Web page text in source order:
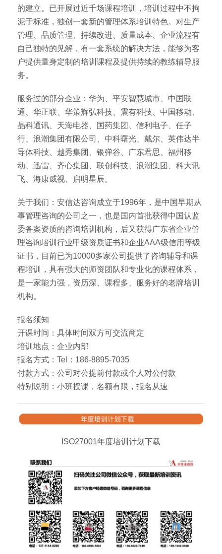
的建立。已开展过近千场课程培训，培训过程中不拘
泥于标准，独创一套新的管理体系培训特色。对生产
管理、品质管理、持续改进、质量成本、企业流程有
自己独特的见解，有一套系统的解决方法，能够为客
户提供量身定制的培训课程及提供持续的教练辅导服
务。
服务过的部分企业：华为、平安智慧城市、中国联
通、华正联、华策辉弘科技、震有科技、中国移动、
晶科通讯、天海电器、国药集团、信利电子、任子
行、浪潮集团有限公司、中科曙光、戴尔、英伟达半
导体科技、越秀集团、银弹谷、广东君思、福州移
动、迅雷、齐心集团、联创科技、浪潮集团、科大讯
飞、海康威视、启明星辰。
关于我们：安信达咨询成立于1996年，是中国早期从
事管理咨询的公司之一，也是国内首批获得中国认监
委备案资质的咨询培训机构，后又获得广东省企业管
理咨询培训行业甲级资质证书和企业AAA级信用等级
证书，目前已为10000多家公司提供了咨询辅导和课
程培训，具有强大的师资团队和专业化的课程体系，
是一家能力强，资历深、课程多、服务好的老牌培训
机构。
报名须知
开课时间：具体时间双方可交流商定
培训地点：企业内部
报名方式：Tel：186-8895-7035
付款方式：公司对公提前付款或个人对公付款
特别说明：小班授课，名额有限，报名从速
ISO27001年度培训计划下载